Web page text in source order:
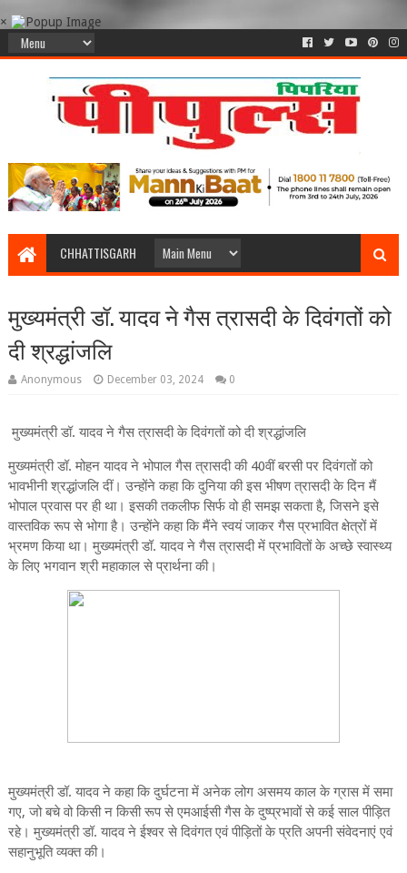
×
CHHATTISGARH
मुख्यमंत्री डॉ. यादव ने गैस त्रासदी के दिवंगतों को
दी श्रद्धांजलि
Anonymous December 03, 2024 0
मुख्यमंत्री डॉ. यादव ने गैस त्रासदी के दिवंगतों को दी श्रद्धांजलि
मुख्यमंत्री डॉ. मोहन यादव ने भोपाल गैस त्रासदी की 40वीं बरसी पर दिवंगतों को
भावभीनी श्रद्धांजलि दीं। उन्होंने कहा कि दुनिया की इस भीषण त्रासदी के दिन मैं
भोपाल प्रवास पर ही था। इसकी तकलीफ सिर्फ वो ही समझ सकता है, जिसने इसे
वास्तविक रूप से भोगा है। उन्होंने कहा कि मैंने स्वयं जाकर गैस प्रभावित क्षेत्रों में
भ्रमण किया था। मुख्यमंत्री डॉ. यादव ने गैस त्रासदी में प्रभावितों के अच्छे स्वास्थ्य
के लिए भगवान श्री महाकाल से प्रार्थना की।
मुख्यमंत्री डॉ. यादव ने कहा कि दुर्घटना में अनेक लोग असमय काल के ग्रास में समा
गए, जो बचे वो किसी न किसी रूप से एमआईसी गैस के दुष्प्रभावों से कई साल पीड़ित
रहे। मुख्यमंत्री डॉ. यादव ने ईश्वर से दिवंगत एवं पीड़ितों के प्रति अपनी संवेदनाएं एवं
सहानुभूति व्यक्त की।